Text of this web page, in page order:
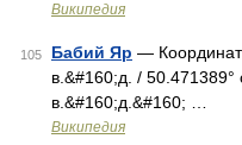
Википедия
105 Бабий Яр —
в.&#160;д. /
в.&#160;д.&#160; …
Википедия